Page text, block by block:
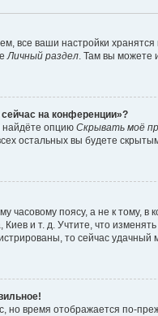
все ваши настройки
Личный раздел. Там вы можете
на конференции»?
найдёте опцию Скрывать моё
остальных вы будете
часовому поясу, а не к тому,
и т. д. Учтите, что
то сейчас удачный
но время отображается по-